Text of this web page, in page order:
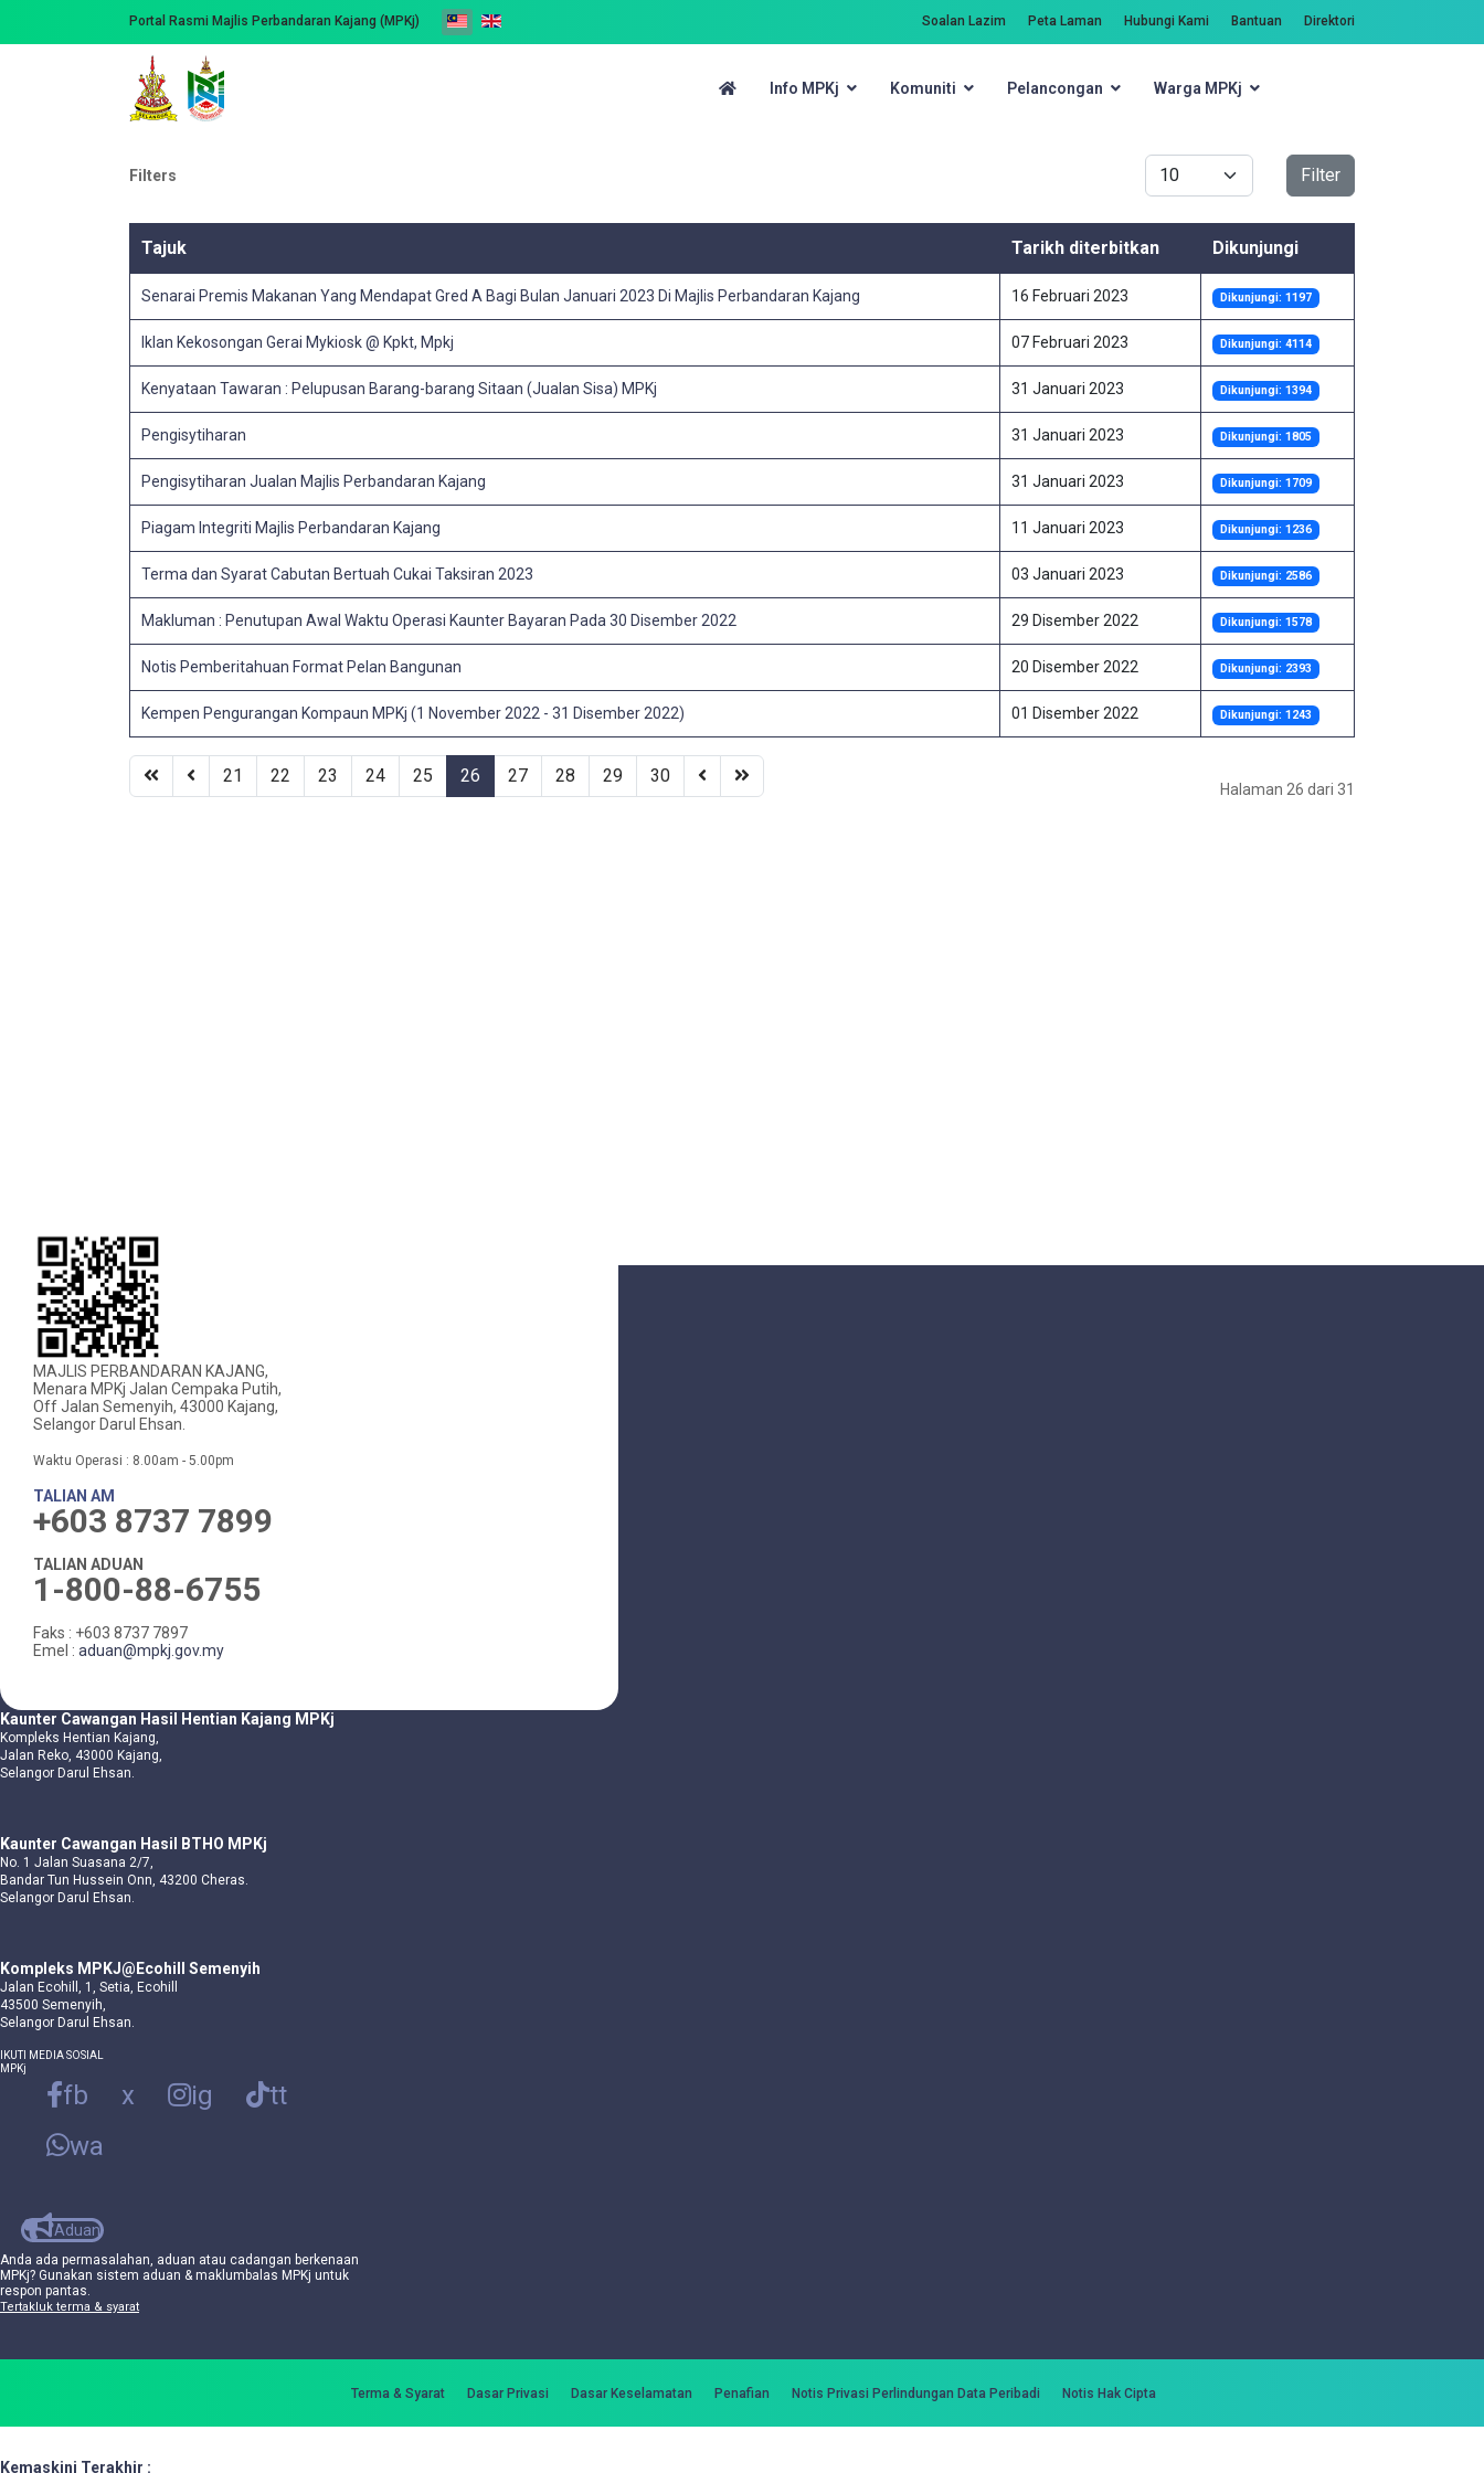
Portal Rasmi Majlis Perbandaran Kajang (MPKj) Soalan Lazim Peta Laman Hubungi Kami Bantuan Direktori
Info MPKj Komuniti Pelancongan Warga MPKj
Filters
Papar # Filter
Tajuk Tarikh diterbitkan Dikunjungi
Senarai Premis Makanan Yang Mendapat Gred A Bagi Bulan Januari 2023 Di Majlis Perbandaran Kajang 16 Februari 2023 Dikunjungi: 1197
Iklan Kekosongan Gerai Mykiosk @ Kpkt, Mpkj 07 Februari 2023 Dikunjungi: 4114
Kenyataan Tawaran : Pelupusan Barang-barang Sitaan (Jualan Sisa) MPKj 31 Januari 2023 Dikunjungi: 1394
Pengisytiharan 31 Januari 2023 Dikunjungi: 1805
Pengisytiharan Jualan Majlis Perbandaran Kajang 31 Januari 2023 Dikunjungi: 1709
Piagam Integriti Majlis Perbandaran Kajang 11 Januari 2023 Dikunjungi: 1236
Terma dan Syarat Cabutan Bertuah Cukai Taksiran 2023 03 Januari 2023 Dikunjungi: 2586
Makluman : Penutupan Awal Waktu Operasi Kaunter Bayaran Pada 30 Disember 2022 29 Disember 2022 Dikunjungi: 1578
Notis Pemberitahuan Format Pelan Bangunan 20 Disember 2022 Dikunjungi: 2393
Kempen Pengurangan Kompaun MPKj (1 November 2022 - 31 Disember 2022) 01 Disember 2022 Dikunjungi: 1243
21 22 23 24 25 26 27 28 29 30
Halaman 26 dari 31
MAJLIS PERBANDARAN KAJANG,
Menara MPKj Jalan Cempaka Putih,
Off Jalan Semenyih, 43000 Kajang,
Selangor Darul Ehsan.
Waktu Operasi : 8.00am - 5.00pm
TALIAN AM
+603 8737 7899
TALIAN ADUAN
1-800-88-6755
Faks : +603 8737 7897
Emel : aduan@mpkj.gov.my
Kaunter Cawangan Hasil Hentian Kajang MPKj
Kompleks Hentian Kajang,
Jalan Reko, 43000 Kajang,
Selangor Darul Ehsan.
Kaunter Cawangan Hasil BTHO MPKj
No. 1 Jalan Suasana 2/7,
Bandar Tun Hussein Onn, 43200 Cheras.
Selangor Darul Ehsan.
Kompleks MPKJ@Ecohill Semenyih
Jalan Ecohill, 1, Setia, Ecohill
43500 Semenyih,
Selangor Darul Ehsan.
IKUTI MEDIA SOSIAL
MPKj
fb x ig
tt
wa
Aduan
Anda ada permasalahan, aduan atau cadangan berkenaan
MPKj? Gunakan sistem aduan & maklumbalas MPKj untuk
respon pantas.
Tertakluk terma & syarat
Terma & Syarat Dasar Privasi Dasar Keselamatan Penafian Notis Privasi Perlindungan Data Peribadi Notis Hak Cipta
Kemaskini Terakhir :